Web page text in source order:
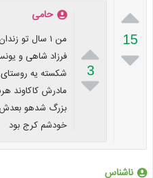

15


3

حامی
من ۱ سال تو
فرزاد شاهی و
شکسته یه روستای
مادرش کاکاوند
بزرگ شدهو بعدش
خودشم کرج بود
ناشناس